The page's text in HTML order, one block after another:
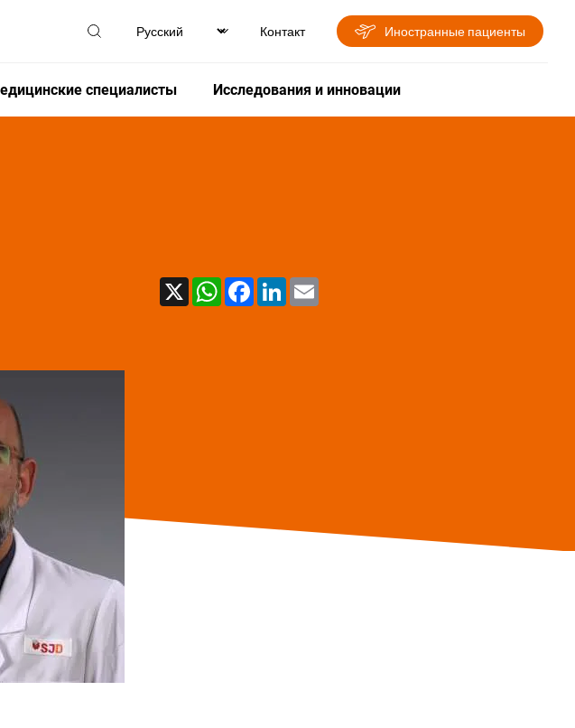
Контакт Иностранные пациенты
специалисты Исследования и инновации
X WhatsAppFacebook
LinkedIn